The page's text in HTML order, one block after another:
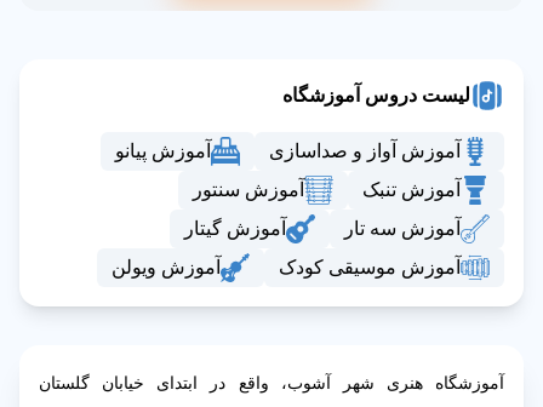
لیست دروس آموزشگاه
آموزش آواز و صداسازی
آموزش پیانو
آموزش تنبک
آموزش سنتور
آموزش سه تار
آموزش گیتار
آموزش موسیقی کودک
آموزش ویولن
آموزشگاه هنری شهر آشوب، واقع در ابتدای خیابان گلستان